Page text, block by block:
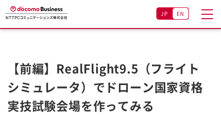
JP EN
【前編】RealFlight9.5（フライト
シミュレータ）でドローン国家資格
実技試験会場を作ってみる